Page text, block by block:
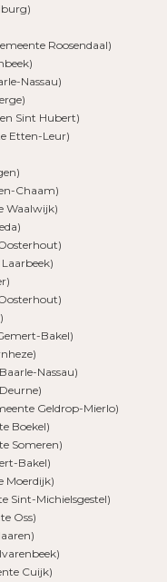
Roosendaal)
Nassau)
Sint Hubert)
Etten-Leur)
Chaam)
Waalwijk)
Bakel)
Nassau)
Geldrop-Mierlo)
Boekel)
Someren)
Bakel)
Moerdijk)
Sint-Michielsgestel)
Oss)
Cuijk)